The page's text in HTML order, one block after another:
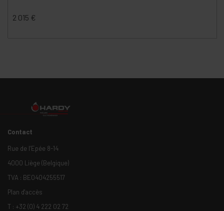
2 015 €
Contact
Rue de l’Epée 8-14
4000 Liège (Belgique)
TVA : BE0404255517
Plan d'accès
T : +32 (0) 4 222 02 72